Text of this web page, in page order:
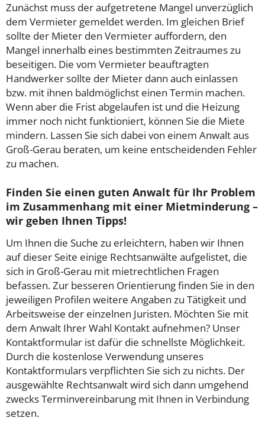
Zunächst muss der aufgetretene Mangel unverzüglich
dem Vermieter gemeldet werden. Im gleichen Brief
sollte der Mieter den Vermieter auffordern, den
Mangel innerhalb eines bestimmten Zeitraumes zu
beseitigen. Die vom Vermieter beauftragten
Handwerker sollte der Mieter dann auch einlassen
bzw. mit ihnen baldmöglichst einen Termin machen.
Wenn aber die Frist abgelaufen ist und die Heizung
immer noch nicht funktioniert, können Sie die Miete
mindern. Lassen Sie sich dabei von einem Anwalt aus
Groß-Gerau beraten, um keine entscheidenden Fehler
zu machen.
Finden Sie einen guten Anwalt für Ihr Problem
im Zusammenhang mit einer Mietminderung –
wir geben Ihnen Tipps!
Um Ihnen die Suche zu erleichtern, haben wir Ihnen
auf dieser Seite einige Rechtsanwälte aufgelistet, die
sich in Groß-Gerau mit mietrechtlichen Fragen
befassen. Zur besseren Orientierung finden Sie in den
jeweiligen Profilen weitere Angaben zu Tätigkeit und
Arbeitsweise der einzelnen Juristen. Möchten Sie mit
dem Anwalt Ihrer Wahl Kontakt aufnehmen? Unser
Kontaktformular ist dafür die schnellste Möglichkeit.
Durch die kostenlose Verwendung unseres
Kontaktformulars verpflichten Sie sich zu nichts. Der
ausgewählte Rechtsanwalt wird sich dann umgehend
zwecks Terminvereinbarung mit Ihnen in Verbindung
setzen.